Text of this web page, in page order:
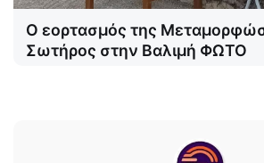
Ο εορτασμός της
Σωτήρος στην Βαλιμή ΦΩΤΟ